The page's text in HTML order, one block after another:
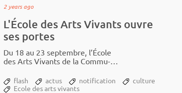
L'École des Arts Vivants ouvre
ses portes
2 years ago
Du 18 au 23 septembre, l’École
des Arts Vivants de la Commu­­
Thié­­rache ouvre ses portes à tous
les passion­­nés...
flash actus notification
culture
Ecole des arts vivants